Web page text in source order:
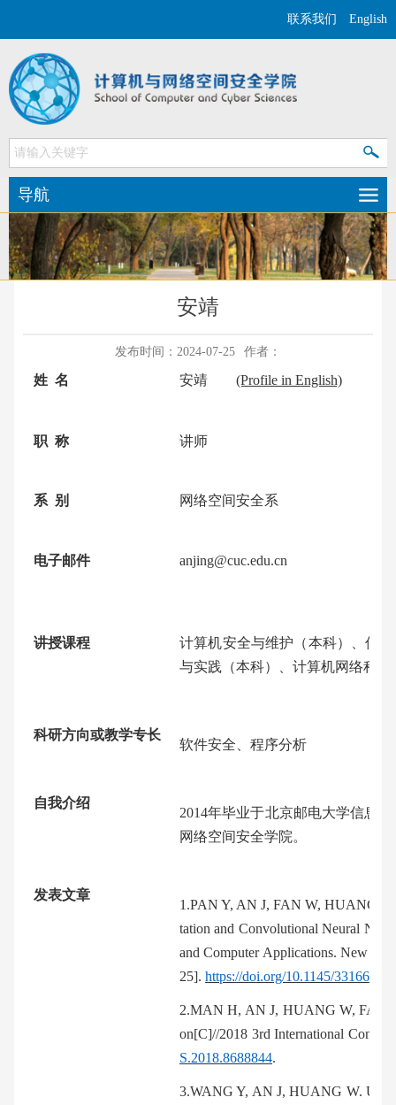
联系我们 English
导航
安靖
发布时间：2024-07-25 作者：
姓 名 安靖 (Profile in English)
职 称 讲师
系 别 网络空间安全系
电子邮件 anjing@cuc.edu.cn
讲授课程
计算机安全与维护（本科）、信
与实践（本科）、计算机网络程
科研方向或教学专长
软件安全、程序分析
自我介绍
2014年毕业于北京邮电大学信息
网络空间安全学院。
发表文章
1.PAN Y, AN J, FAN W, HUANG W.
tation and Convolutional Neural
and Computer Applications. New
25]. https://doi.org/10.1145/
2.MAN H, AN J, HUANG W,FAN
on[C]//2018 3rd International
S.2018.8688844.
3.WANG Y, AN J, HUANG W.